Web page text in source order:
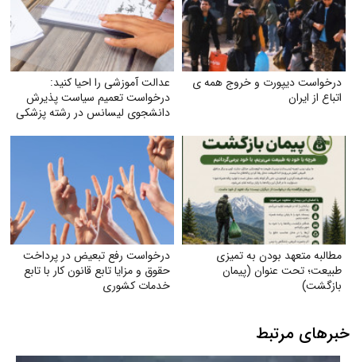
درخواست دیپورت و خروج همه ی
اتباع از ایران
عدالت آموزشی را احیا کنید:
درخواست تعمیم سیاست پذیرش
دانشجوی لیسانس در رشته پزشکی
تیپ یک کشور
مطالبه متعهد بودن به تمیزی
طبیعت؛ تحت عنوان (پیمان
بازگشت)
درخواست رفع تبعیض در پرداخت
حقوق و مزایا تابع قانون کار با تابع
خدمات کشوری
خبرهای مرتبط